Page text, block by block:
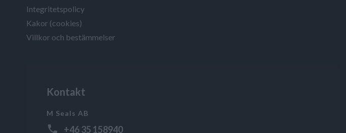
Integritetspolicy
Kakor (cookies)
Villkor och bestämmelser
Kontakt
M Seals AB
+46 35 158940